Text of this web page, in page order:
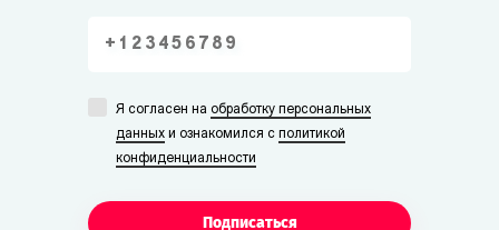
Я согласен на обработку персональных
данных и ознакомился с политикой
конфиденциальности
Подписаться